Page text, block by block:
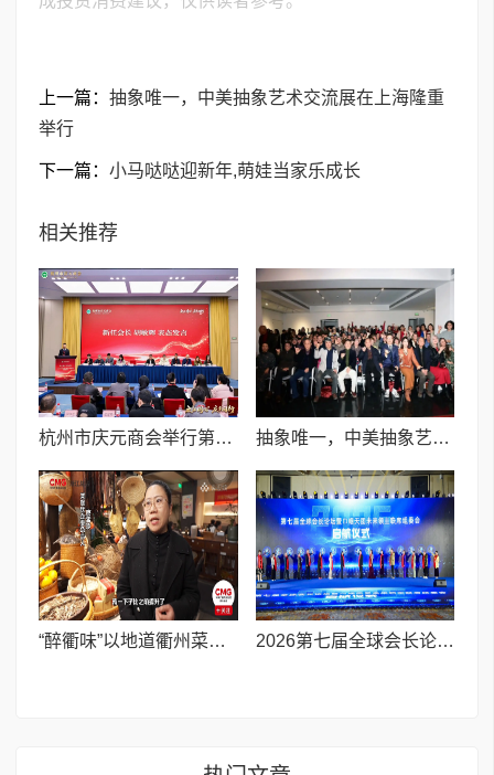
上一篇： 抽象唯一，中美抽象艺术交流展在上海隆重
举行
下一篇： 小马哒哒迎新年,萌娃当家乐成长
相关推荐
杭州市庆元商会举行第二届第一次会员大会,吕帅等被聘为“庆元县荒野茶文化传播大使” 抽象唯一，中美抽象艺术交流展在上海隆重举行
“醉衢味”以地道衢州菜火爆出圈,成消费新亮点 2026第七届全球会长论坛暨巾帼天团未来领主联席组委会启航仪式在杭盛大举行